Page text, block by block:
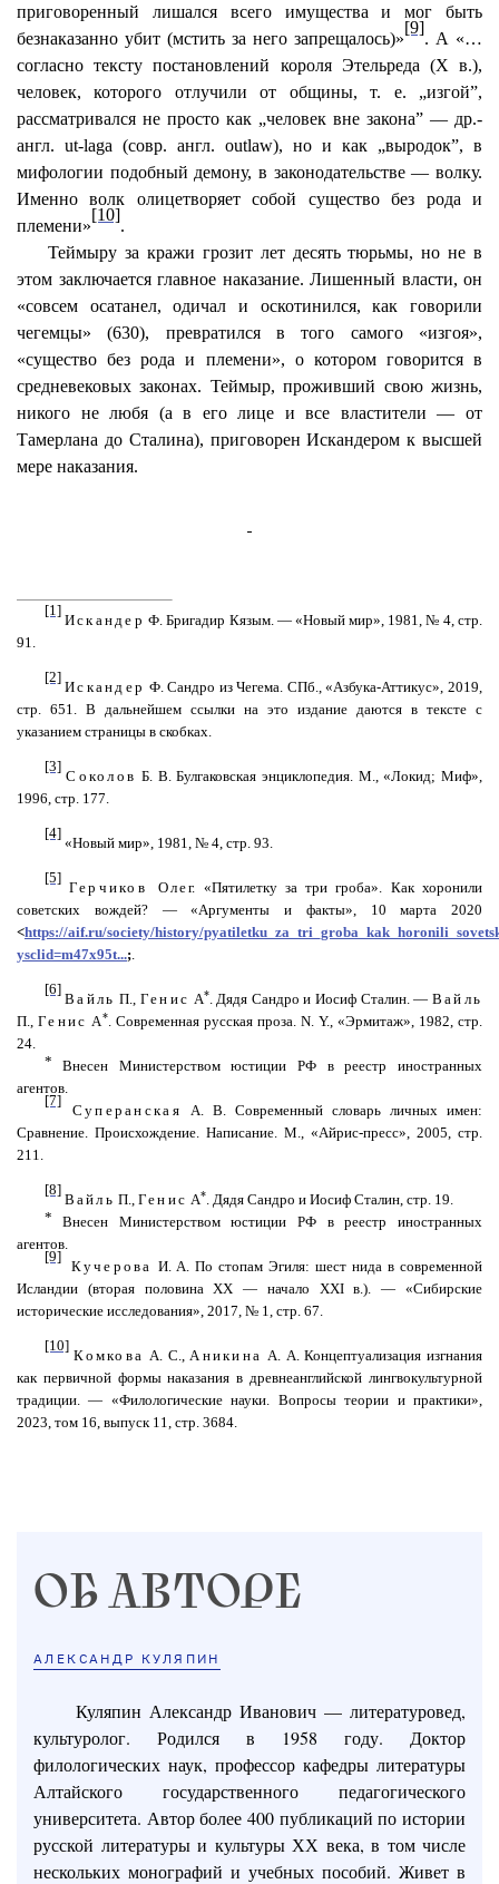
приговоренный лишался всего имущества и мог быть
безнаказанно убит (мстить за него запрещалось)»
[9]
. А «…
согласно тексту постановлений короля Этельреда (X в.),
человек, которого отлучили от общины, т. е. „изгой”,
рассматривался не просто как „человек вне закона” — др.-
англ. ut-laga (совр. англ. outlaw), но и как „выродок”, в
мифологии подобный демону, в законодательстве — волку.
Именно волк олицетворяет собой существо без рода и
племени»
[10]
.
Теймыру за кражи грозит лет десять тюрьмы, но не в
этом заключается главное наказание. Лишенный власти, он
«совсем осатанел, одичал и оскотинился, как говорили
чегемцы» (630), превратился в того самого «изгоя»,
«существо без рода и племени», о котором говорится в
средневековых законах. Теймыр, проживший свою жизнь,
никого не любя (а в его лице и все властители — от
Тамерлана до Сталина), приговорен Искандером к высшей
мере наказания.
[1]
Искандер Ф. Бригадир Кязым. — «Новый мир», 1981, № 4, стр.
91.
[2]
Искандер Ф.Сандро из Чегема. СПб., «Азбука-Аттикус», 2019,
стр. 651. В дальнейшем ссылки на это издание даются в тексте с
указанием страницы в скобках.
[3]
Соколов Б. В.Булгаковская энциклопедия. М., «Локид; Миф»,
1996, стр. 177.
[4]
«Новый мир», 1981, № 4, стр. 93.
[5]
Герчиков Олег. «Пятилетку за три гроба». Как хоронили
советских вождей? — «Аргументы и факты», 10 марта 2020
<https://aif.ru/society/history/
ysclid=m47x95t...;.
[6]
Вайль П., Генис А*. Дядя Сандро и Иосиф Сталин. — Вайль
П.,Генис А*. Современная русская проза. N. Y., «Эрмитаж», 1982, стр.
24.
* Внесен Министерством юстиции РФ в реестр иностранных
агентов.
[7]
Суперанская
А. В. Современный словарь личных имен:
Сравнение. Происхождение. Написание. М., «Айрис-пресс», 2005, стр.
211.
[8]
Вайль П., Генис А*. ДядяСандро и Иосиф Сталин, стр. 19.
* Внесен Министерством юстиции РФ в реестр иностранных
агентов.
[9]
Кучерова И. А. По стопамЭгиля: шестнида в современной
Исландии (вторая половина ХХ — начало XXI в.). — «Сибирские
исторические исследования», 2017, № 1, стр. 67.
[10]
Комкова А. С.,Аникина А. А. Концептуализация изгнания
как первичной формы наказания в древнеанглийской лингвокультурной
традиции. — «Филологические науки. Вопросы теории и практики»,
2023, том 16, выпуск 11, стр. 3684.
ОБ АВТОРЕ
АЛЕКСАНДР КУЛЯПИН
Куляпин Александр Иванович — литературовед,
культуролог. Родился в 1958 году. Доктор
филологических наук, профессор кафедры литературы
Алтайского государственного педагогического
университета. Автор более 400 публикаций по истории
русской литературы и культуры ХХ века, в том числе
нескольких монографий и учебных пособий. Живет в